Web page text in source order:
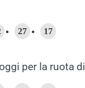
27 17
per la ruota di